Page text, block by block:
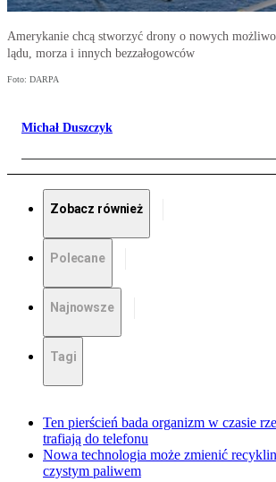
Amerykanie chcą stworzyć drony o nowych
lądu, morza i innych bezzałogowców
Foto: DARPA
Michał Duszczyk
Zobacz również
Polecane
Najnowsze
Tagi
Ten pierścień bada organizm w czasie
trafiają do telefonu
Nowa technologia może zmienić
czystym paliwem